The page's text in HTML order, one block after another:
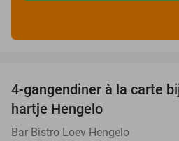
4-gangendiner à la carte
hartje Hengelo
Bar Bistro Loev Hengelo